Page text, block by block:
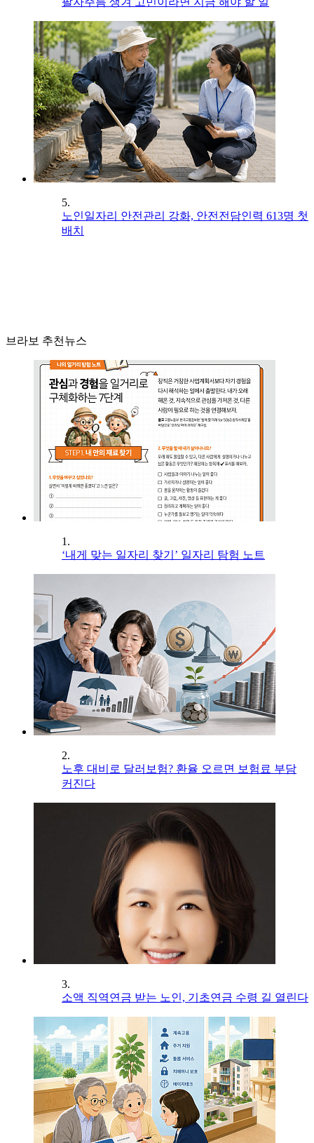
5.
노인일자리 안전관리 강화, 안전전담인력 613명 첫
배치
브라보 추천뉴스
1.
‘내게 맞는 일자리 찾기’ 일자리 탐험 노트
2.
노후 대비로 달러보험? 환율 오르면 보험료 부담
커진다
3.
소액 직역연금 받는 노인, 기초연금 수령 길 열린다